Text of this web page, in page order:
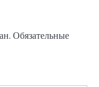
Обязательные